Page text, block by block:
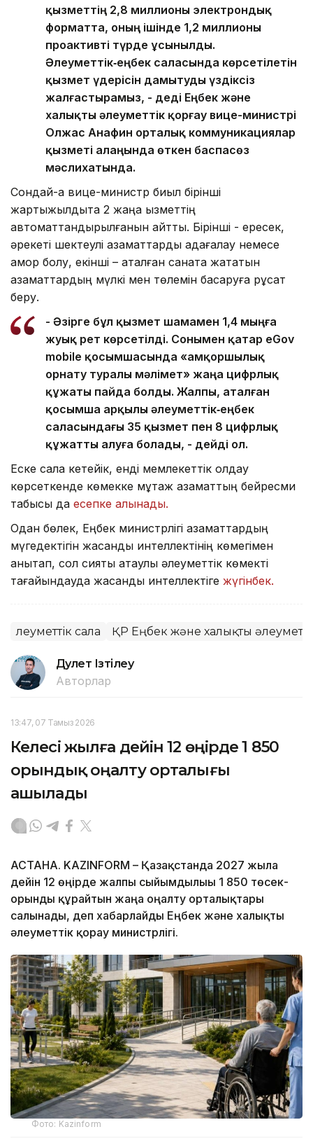
қызметтің 2,8 миллионы электрондық
форматта, оның ішінде 1,2 миллионы
проактивті түрде ұсынылды.
Әлеуметтік‑еңбек саласында көрсетілетін
қызмет үдерісін дамытуды үздіксіз
жалғастырамыз, - деді Еңбек және
халықты әлеуметтік қорғау вице-министрі
Олжас Анафин орталық коммуникациялар
қызметі алаңында өткен баспасөз
мәслихатында.
Сондай-ақ вице-министр биыл бірінші
жартыжылдықта 2 жаңа қызметтің
автоматтандырылғанын айтты. Бірінші - ересек,
әрекеті шектеулі азаматтарды қадағалау немесе
қамқор болу, екінші – аталған санатқа жататын
азаматтардың мүлкі мен төлемін басқаруға рұқсат
беру.
- Әзірге бұл қызмет шамамен 1,4 мыңға
жуық рет көрсетілді. Сонымен қатар eGov
mobile қосымшасында «Қамқоршылық
орнату туралы мәлімет» жаңа цифрлық
құжаты пайда болды. Жалпы, аталған
қосымша арқылы әлеуметтік‑еңбек
салаcындағы 35 қызмет пен 8 цифрлық
құжатты алуға болады, - дейді ол.
Еске сала кетейік, енді мемлекеттік қолдау
көрсеткенде көмекке мұқтаж азаматтың бейресми
табысы да есепке алынады.
Одан бөлек, Еңбек министрлігі азаматтардың
мүгедектігін жасанды интеллектінің көмегімен
анықтап, сол сияқты атаулы әлеуметтік көмекті
тағайындауда жасанды интеллектіге жүгінбек.
Әлеуметтік сала ҚР Еңбек және халықты
Дәулет Ізтілеу
Авторлар
13:47, 07 Тамыз 2026
Келесі жылға дейін 12 өңірде 1 850
орындық оңалту орталығы
ашылады
АСТАНА. KAZINFORM – Қазақстанда 2027 жылға
дейін 12 өңірде жалпы сыйымдылығы 1 850 төсек-
орынды құрайтын жаңа оңалту орталықтары
салынады, деп хабарлайды Еңбек және халықты
әлеуметтік қорғау министрлігі.
Фото: Kazinform